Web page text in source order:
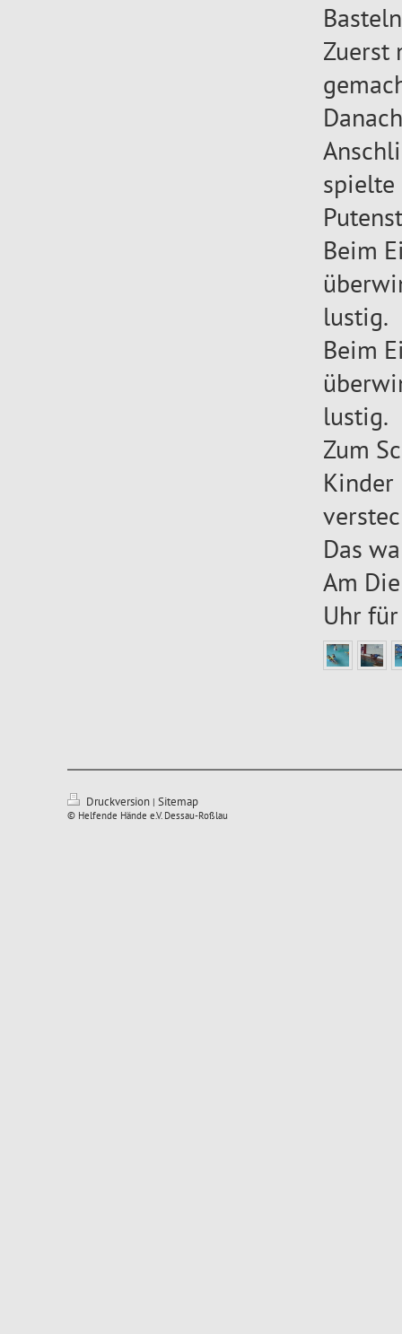
Zuerst
spielte
Beim
lustig.
Beim
lustig.
Zum
Kinder
Das
Am
Uhr
Druckversion | Sitemap
© Helfende Hände e.V. Dessau-Roßlau